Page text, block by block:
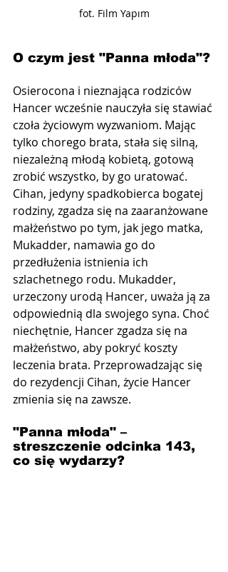
fot. Film Yapım
O czym jest "Panna młoda"?
Osierocona i nieznająca rodziców
Hancer wcześnie nauczyła się stawiać
czoła życiowym wyzwaniom. Mając
tylko chorego brata, stała się silną,
niezależną młodą kobietą, gotową
zrobić wszystko, by go uratować.
Cihan, jedyny spadkobierca bogatej
rodziny, zgadza się na zaaranżowane
małżeństwo po tym, jak jego matka,
Mukadder, namawia go do
przedłużenia istnienia ich
szlachetnego rodu. Mukadder,
urzeczony urodą Hancer, uważa ją za
odpowiednią dla swojego syna. Choć
niechętnie, Hancer zgadza się na
małżeństwo, aby pokryć koszty
leczenia brata. Przeprowadzając się
do rezydencji Cihan, życie Hancer
zmienia się na zawsze.
"Panna młoda" –
streszczenie odcinka 143,
co się wydarzy?